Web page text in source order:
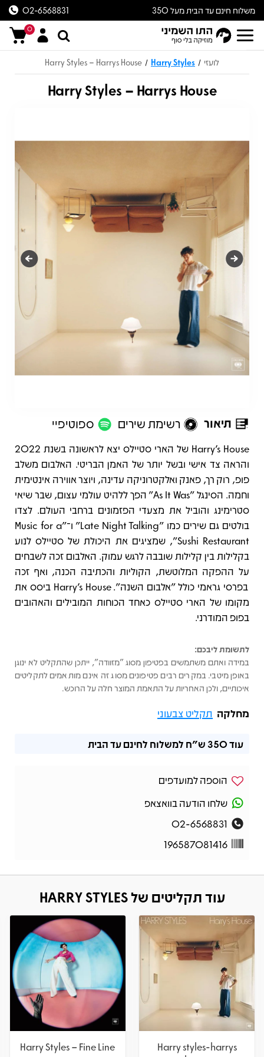
משלוח חינם עד הבית מעל 350
ש״ח
02-6568831
0
לועזי /
Harry Styles
/
Harry Styles – Harrys House
Harry Styles – Harrys House
תיאור רשימת שירים ספוטיפיי
תיאור
Harry’s House של הארי סטיילס יצא לראשונה בשנת 2022
והראה צד אישי ובשל יותר של האמן הבריטי. האלבום משלב
פופ, רוק רך, פאנק ואלקטרוניקה עדינה, ויוצר אווירה אינטימית
וחמה. הסינגל "As It Was" הפך ללהיט עולמי עצום, שבר שיאי
סטרימינג והוביל את מצעדי הפזמונים ברחבי העולם. לצדו
בולטים גם שירים כמו "Late Night Talking" ו־"Music for a
Sushi Restaurant", שמציגים את היכולת של סטיילס לנוע
בקלילות בין קלילות שובבה לרגש עמוק. האלבום זכה לשבחים
על ההפקה המלוטשת, הקוליות והכתיבה הכנה, ואף זכה
בפרסי גראמי כולל "אלבום השנה". Harry’s House ביסס את
מקומו של הארי סטיילס כאחד הכוחות המובילים והאהובים
בפופ המודרני.
לתשומת ליבכם:
במידה ואתם משתמשים בפטיפון מסוג "מזוודה", ייתכן שהתקליט לא ינוגן
באופן מיטבי. במקרים רבים פטיפונים מסוג זה אינם מותאמים לתקליטים
איכותיים, ולכן האחריות על התאמת המוצר חלה על הרוכש.
מחלקה תקליט צבעוני
עוד350 ש"ח למשלוח לחינם עד הבית
הוספה למועדפים
שלחו הודעה בוואצאפ
02-6568831
196587081416
עוד תקליטים של HARRY STYLES
Harry styles-harrys
Harry Styles – Fine Line